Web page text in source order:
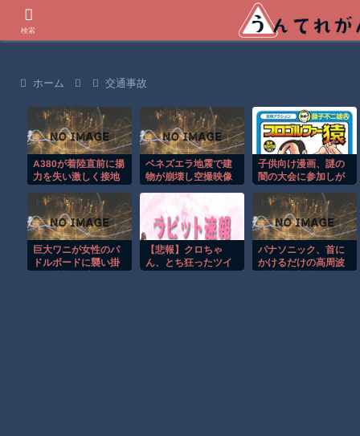
ホーム 交通事故
A380が着陸直前に揚
力を失い激しく接地
ベネズエラ地震で建
物が崩壊し空撮映像
る。
子供向け漫画、謎の
闇の大会に参加しが
巨大ワニが女性のパ
ドルボードに襲い掛
【悲報】クロちゃ
ん、とち狂ったツイ
パナソニック、首に
かけるだけの高周波
検索